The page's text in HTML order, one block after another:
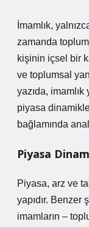
İmamlık,
zamanda
kişinin içsel bir
ve toplumsal
yazıda,
piyasa
bağlamında
Piyasa
Piyasa, arz ve
yapıdır.
imamların –